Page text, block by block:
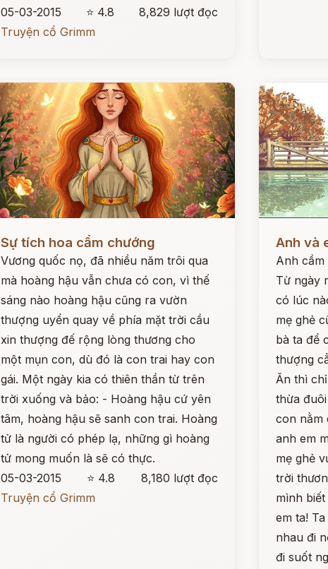
05-03-2015
⭐ 4.8
8,829 lượt đọc
Truyện cổ Grimm
Sự tích hoa cẩm chướng
Vương quốc nọ, đã nhiều năm trôi qua
mà hoàng hậu vẫn chưa có con, vì thế
sáng nào hoàng hậu cũng ra vườn
thượng uyển quay về phía mặt trời cầu
xin thượng đế rộng lòng thương cho
một mụn con, dù đó là con trai hay con
gái. Một ngày kia có thiên thần từ trên
trời xuống và bảo: - Hoàng hậu cứ yên
tâm, hoàng hậu sẽ sanh con trai. Hoàng
tử là người có phép lạ, những gì hoàng
tử mong muốn là sẽ có thực.
05-03-2015
⭐ 4.8
8,180 lượt đọc
Truyện cổ Grimm
Anh và
Anh cầm
Từ ngày
có lúc
mẹ ghẻ
bà ta để
thượng
Ăn thì
thừa
con nằm
anh em
mẹ ghẻ
trời
mình
em ta!
nhau đi
đi suốt